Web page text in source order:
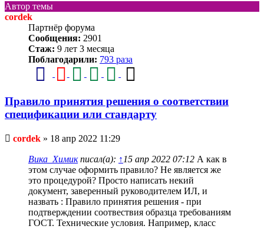
Автор темы
cordek
Партнёр форума
Сообщения: 2901
Стаж: 9 лет 3 месяца
Поблагодарили: 793 раза
Правило принятия решения о соответствии
спецификации или стандарту
Непрочитанное
cordek » 18 апр 2022 11:29
Вика_Химикписал(а): ↑ 15 апр 2022 07:12 А как в
этом случае оформить правило? Не является же
это процедурой? Просто написать некий
документ, заверенный руководителем ИЛ, и
назвать : Правило принятия решения - при
подтверждении соотвествия образца требованиям
ГОСТ. Технические условия. Например, класс